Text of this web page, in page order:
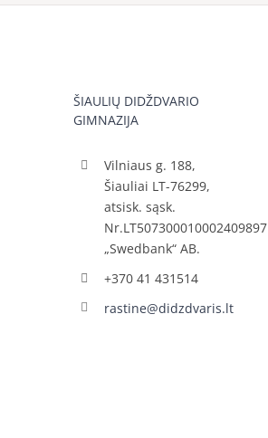
ŠIAULIŲ DIDŽDVARIO
GIMNAZIJA
Vilniaus g. 188,
Šiauliai LT-76299,
atsisk. sąsk.
Nr.LT507300010002409897
„Swedbank“ AB.
+370 41 431514
rastine@didzdvaris.lt